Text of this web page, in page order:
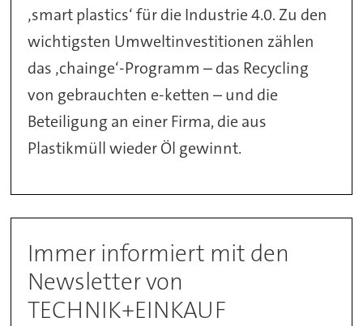
‚smart plastics‘ für die Industrie 4.0. Zu den
wichtigsten Umweltinvestitionen zählen
das ‚chainge‘-Programm – das Recycling
von gebrauchten e-ketten – und die
Beteiligung an einer Firma, die aus
Plastikmüll wieder Öl gewinnt.
Immer informiert mit den
Newsletter von
TECHNIK+EINKAUF